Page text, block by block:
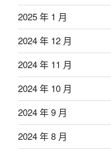
2025 年 1 月
2024 年 12 月
2024 年 11 月
2024 年 10 月
2024 年 9 月
2024 年 8 月